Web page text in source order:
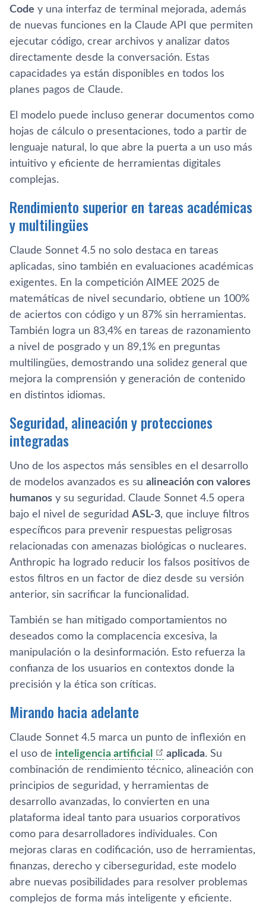
Code y una interfaz de terminal mejorada, además
de nuevas funciones en la Claude API que permiten
ejecutar código, crear archivos y analizar datos
directamente desde la conversación. Estas
capacidades ya están disponibles en todos los
planes pagos de Claude.
El modelo puede incluso generar documentos como
hojas de cálculo o presentaciones, todo a partir de
lenguaje natural, lo que abre la puerta a un uso más
intuitivo y eficiente de herramientas digitales
complejas.
Rendimiento superior en tareas académicas
y multilingües
Claude Sonnet 4.5 no solo destaca en tareas
aplicadas, sino también en evaluaciones académicas
exigentes. En la competición AIMEE 2025 de
matemáticas de nivel secundario, obtiene un 100%
de aciertos con código y un 87% sin herramientas.
También logra un 83,4% en tareas de razonamiento
a nivel de posgrado y un 89,1% en preguntas
multilingües, demostrando una solidez general que
mejora la comprensión y generación de contenido
en distintos idiomas.
Seguridad, alineación y protecciones
integradas
Uno de los aspectos más sensibles en el desarrollo
de modelos avanzados es su alineación con valores
humanos y su seguridad. Claude Sonnet 4.5 opera
bajo el nivel de seguridad ASL-3, que incluye filtros
específicos para prevenir respuestas peligrosas
relacionadas con amenazas biológicas o nucleares.
Anthropic ha logrado reducir los falsos positivos de
estos filtros en un factor de diez desde su versión
anterior, sin sacrificar la funcionalidad.
También se han mitigado comportamientos no
deseados como la complacencia excesiva, la
manipulación o la desinformación. Esto refuerza la
confianza de los usuarios en contextos donde la
precisión y la ética son críticas.
Mirando hacia adelante
Claude Sonnet 4.5 marca un punto de inflexión en
el uso de inteligencia artificial aplicada. Su
combinación de rendimiento técnico, alineación con
principios de seguridad, y herramientas de
desarrollo avanzadas, lo convierten en una
plataforma ideal tanto para usuarios corporativos
como para desarrolladores individuales. Con
mejoras claras en codificación, uso de herramientas,
finanzas, derecho y ciberseguridad, este modelo
abre nuevas posibilidades para resolver problemas
complejos de forma más inteligente y eficiente.